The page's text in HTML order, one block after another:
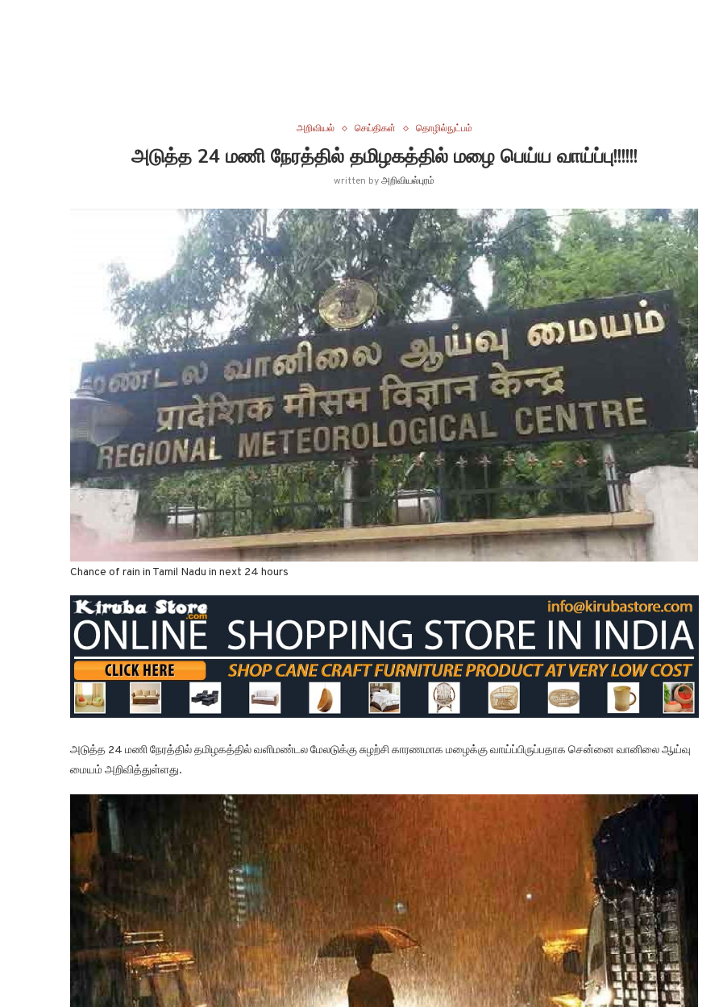
அறிவியல் செய்திகள் தொழில்நுட்பம்
அடுத்த 24 மணி நேரத்தில் தமிழகத்தில் மழை பெய்ய வாய்ப்பு!!!!!!
written byஅறிவியல்புரம்
Chance of rain in Tamil Nadu in next 24 hours
அடுத்த 24 மணி நேரத்தில் தமிழகத்தில் வளிமண்டல மேலடுக்கு சுழற்சி காரணமாக மழைக்கு வாய்ப்பிருப்பதாக சென்னை வானிலை ஆய்வு
மையம் அறிவித்துள்ளது.